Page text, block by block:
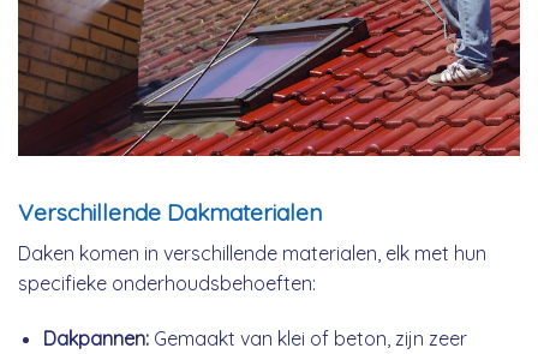
Verschillende Dakmaterialen
Daken komen in verschillende materialen, elk met hun
specifieke onderhoudsbehoeften:
Dakpannen:Gemaakt van klei of beton, zijn zeer